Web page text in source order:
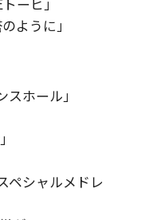
ように」
スホール」
ペシャルメドレ